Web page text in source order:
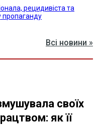
рецидивіста та
пропаганду
Всі новини »
своїх
як її